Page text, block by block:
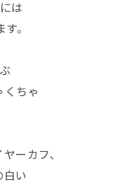
は
。
くちゃ
ーカフ、
白い